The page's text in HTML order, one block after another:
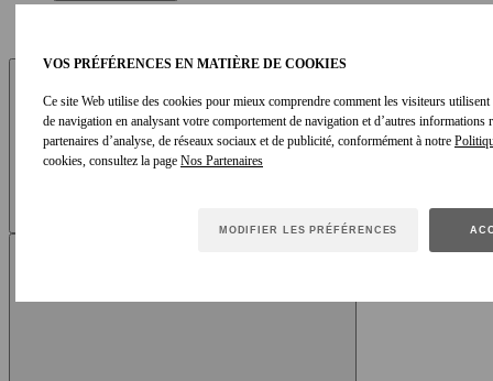
VOS PRÉFÉRENCES EN MATIÈRE DE COOKIES
Ce site Web utilise des cookies pour mieux comprendre comment les visiteurs
de navigation en analysant votre comportement de navigation et d’autres
partenaires d’analyse, de réseaux sociaux et de publicité, conformément à notre
cookies, consultez la page
MODIFIER LES PRÉFÉRENCES
Guide des tailles